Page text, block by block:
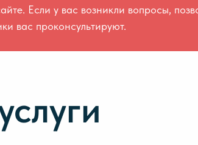
Если у вас возникли вопросы,
вас проконсультируют.